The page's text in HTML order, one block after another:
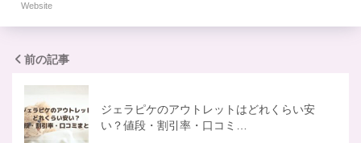
Website
前の記事
ジェラピケのアウトレットはどれくらい安
い？値段・割引率・口コミ…